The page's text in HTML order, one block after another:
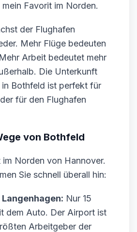
Favorit im Norden.
der Flughafen
Mehr Flüge bedeuten
Arbeit bedeutet mehr
Die Unterkunft
Bothfeld ist perfekt für
für den Flughafen
von Bothfeld
Norden von Hannover.
Sie schnell überall hin:
Nur 15
dem Auto. Der Airport ist
Arbeitgeber der